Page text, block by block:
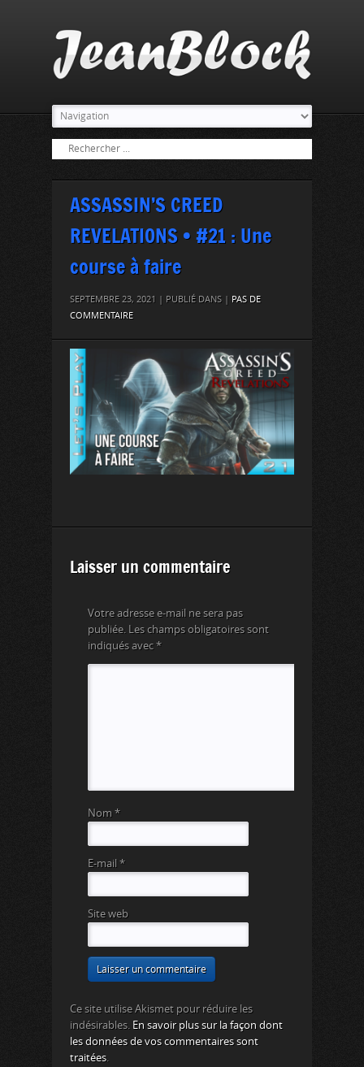
ASSASSIN’S CREED
REVELATIONS • #21 : Une
course à faire
SEPTEMBRE 23, 2021 | PUBLIÉ DANS | PAS DE
COMMENTAIRE
Laisser un commentaire
Votre adresse e-mail ne sera pas
publiée. Les champs obligatoires sont
indiqués avec *
Nom *
E-mail *
Site web
Ce site utilise Akismet pour réduire les
indésirables. En savoir plus sur la façon dont
les données de vos commentaires sont
traitées.